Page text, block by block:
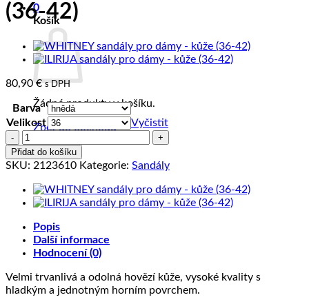
0
Košík
Žádné produkty v košíku.
Zpět do obchodu
(36-42)
80,90€ s DPH
Barva
Velikost
Vyčistit
AMY
sandály
pro
-
kůže
42)
množství
Přidat do košíku
SKU: 2123610 Kategorie: Sandály
Popis
Další informace
Hodnocení (0)
Velmi trvanlivá a odolná hovězí kůže, vysoké kvality s
hladkým a jednotným horním povrchem.